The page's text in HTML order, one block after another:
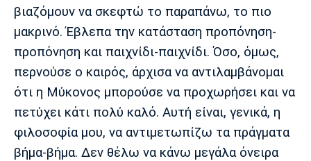
βιαζόμουν να σκεφτώ το παραπάνω, το πιο
μακρινό. Έβλεπα την κατάσταση προπόνηση-
προπόνηση και παιχνίδι-παιχνίδι. Όσο, όμως,
περνούσε ο καιρός, άρχισα να αντιλαμβάνομαι
ότι η Μύκονος μπορούσε να προχωρήσει και να
πετύχει κάτι πολύ καλό. Αυτή είναι, γενικά, η
φιλοσοφία μου, να αντιμετωπίζω τα πράγματα
βήμα-βήμα. Δεν θέλω να κάνω μεγάλα όνειρα